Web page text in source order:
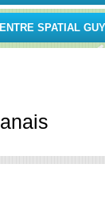
SPATIAL